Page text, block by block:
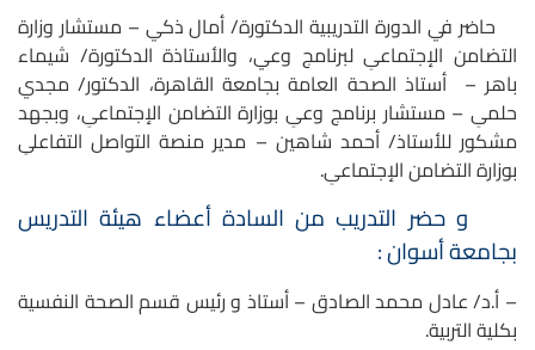
حاضر في الدورة التدريبية الدكتورة/ أمال ذكي – مستشار وزارة
التضامن الإجتماعىِ لبرنامج وعي، والأستاذة الدكتورة/ شيماء
باهر – أستاذ الصحة العامة بجامعة القاهرة، الدكتور/ مجدي
حلمىِ – مستشار برنامج وعىِ بوزارة التضامن الإجتماعىِ، وبجهد
مشكور للأستاذ/ أحمد شاهين – مدير منصة التواصل التفاعلىِ
بوزارة التضامن الإجتماعىِ.
و حضر التدريب من السادة أعضاء هيئة التدريس
بجامعة أسوان :
– أ.د/ عادل محمد الصادق – أستاذ و رئيس قسم الصحة النفسية
بكلية التربية.